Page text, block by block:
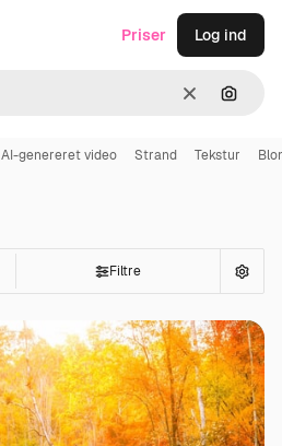
Klar Søg
Priser Log ind
AI-genereret video Strand Tekstur
Filtre